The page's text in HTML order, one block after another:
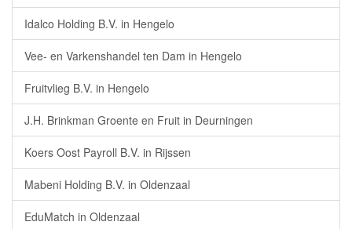
Idalco Holding B.V. in Hengelo
Vee- en Varkenshandel ten Dam in Hengelo
Fruitvlieg B.V. in Hengelo
J.H. Brinkman Groente en Fruit in Deurningen
Koers Oost Payroll B.V. in Rijssen
Mabeni Holding B.V. in Oldenzaal
EduMatch in Oldenzaal